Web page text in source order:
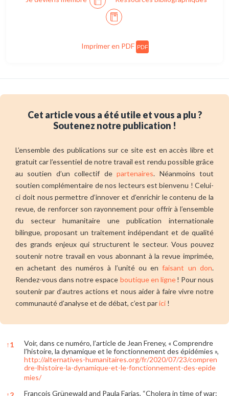
Imprimer en PDF PDF
Cet article vous a été utile et vous a plu ?
Soutenez notre publication !
L’ensemble des publications sur ce site est en accès libre et
gratuit car l’essentiel de notre travail est rendu possible grâce
au soutien d’un collectif departenaires. Néanmoins tout
soutien complémentaire de nos lecteurs est bienvenu ! Celui-
ci doit nous permettre d’innover et d’enrichir le contenu de la
revue, de renforcer son rayonnement pour offrir à l’ensemble
du secteur humanitaire une publication internationale
bilingue, proposant un traitement indépendant et de qualité
des grands enjeux qui structurent le secteur. Vous pouvez
soutenir notre travail en vous abonnant à la revue imprimée,
en achetant des numéros à l’unité ou enfaisant un don.
Rendez-vous dans notre espace boutique en ligne! Pour nous
soutenir par d’autres actions et nous aider à faire vivre notre
communauté d’analyse et de débat, c’est parici !
↑1
Voir, dans ce numéro, l’article de Jean Freney, « Comprendre
l’histoire, la dynamique et le fonctionnement des épidémies »,
http://alternatives-humanitaires.org/fr/2020/07/23/compren
dre-lhistoire-la-dynamique-et-le-fonctionnement-des-epide
mies/
François Grünewald and Paula Farias, “Cholera in time of war: